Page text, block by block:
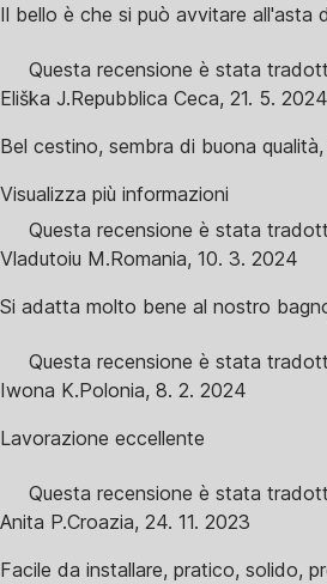
Il bello è che si può avvitare all'asta
Questa recensione è stata
Eliška J.Repubblica Ceca, 21. 5. 2024
Bel cestino, sembra di buona
Visualizza più informazioni
Questa recensione è stata
Vladutoiu M.Romania, 10. 3. 2024
Si adatta molto bene al nostro
Questa recensione è stata
Iwona K.Polonia, 8. 2. 2024
Lavorazione eccellente
Questa recensione è stata
Anita P.Croazia, 24. 11. 2023
Facile da installare, pratico, solido,